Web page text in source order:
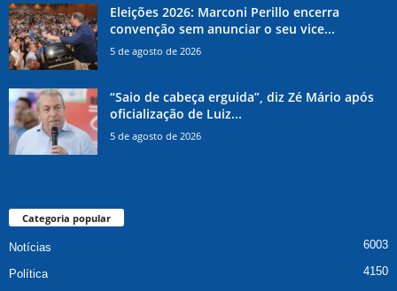
Eleições 2026: Marconi Perillo encerra
convenção sem anunciar o seu vice...
5 de agosto de 2026
“Saio de cabeça erguida”, diz Zé Mário após
oficialização de Luiz...
5 de agosto de 2026
Categoria popular
Notícias 6003
Política 4150